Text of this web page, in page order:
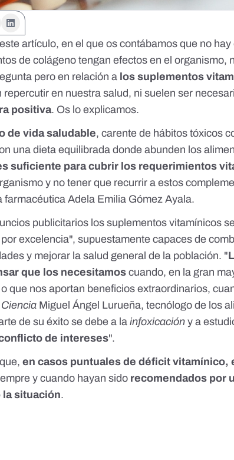
este artículo, en el que os contábamos que no
de colágeno tengan efectos en el organismo,
pero en relación a los suplementos
repercutir en nuestra salud, ni suelen ser
positiva. Os lo explicamos.
de vida saludable, carente de hábitos tóxicos
una dieta equilibrada donde abunden los
suficiente para cubrir los requerimientos
y no tener que recurrir a estos
farmacéuticaAdela Emilia Gómez Ayala.
publicitarios los suplementos vitamínicos
excelencia", supuestamente capaces de
y mejorar la salud general de la población. "
que los necesitamos cuando, en la gran
que nos aportan beneficios extraordinarios,
Miguel Ángel Lurueña, tecnólogo de los
de su éxito se debe a lainfoxicación y a
de intereses".
en casos puntuales de déficit vitamínico,
y cuando hayan sido recomendados por
la situación.